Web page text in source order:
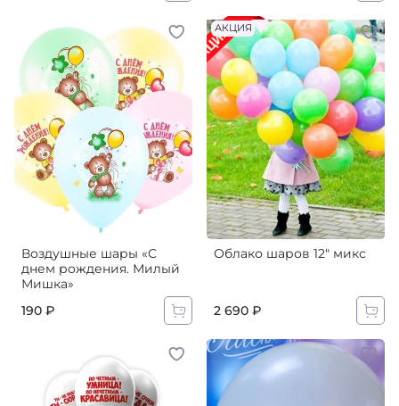
Воздушные шары «С
днем рождения. Милый
Мишка»‎
190 ₽
АКЦИЯ
Облако шаров 12" микс
2 690 ₽